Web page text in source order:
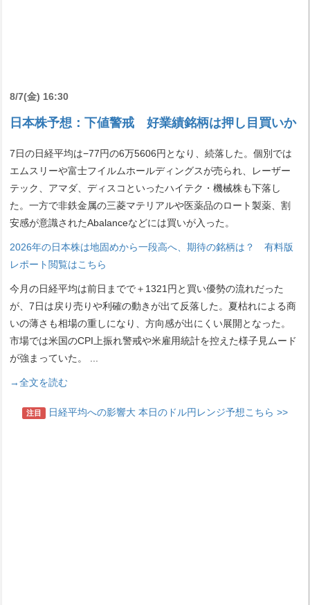
8/7(金) 16:30
日本株予想：下値警戒 好業績銘柄は押し目買いか
7日の日経平均は−77円の6万5606円となり、続落した。個別では
エムスリーや富士フイルムホールディングスが売られ、レーザー
テック、アマダ、ディスコといったハイテク・機械株も下落し
た。一方で非鉄金属の三菱マテリアルや医薬品のロート製薬、割
安感が意識されたAbalanceなどには買いが入った。
2026年の日本株は地固めから一段高へ、期待の銘柄は？ 有料版
レポート閲覧はこちら
今月の日経平均は前日までで＋1321円と買い優勢の流れだった
が、7日は戻り売りや利確の動きが出て反落した。夏枯れによる商
いの薄さも相場の重しになり、方向感が出にくい展開となった。
市場では米国のCPI上振れ警戒や米雇用統計を控えた様子見ムード
が強まっていた。
→全文を読む
注目 日経平均への影響大 本日のドル円レンジ予想こちら >>